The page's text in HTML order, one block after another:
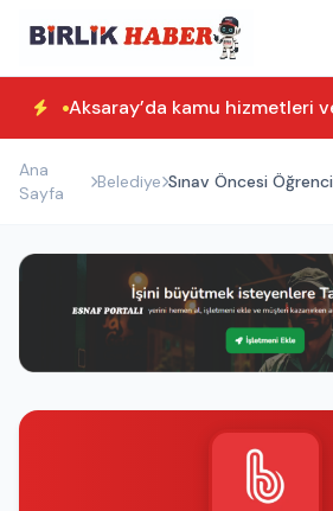
Aksaray’da kamu hizmetleri
Ana
Sayfa
Belediye Sınav Öncesi